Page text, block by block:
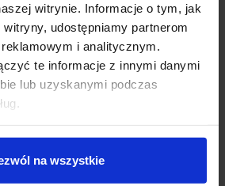
witrynie. Informacje o tym, jak
udostępniamy partnerom
i analitycznym.
te informacje z innymi danymi
lub uzyskanymi podczas
na wszystkie
ta lampa wisząca LED łączy
z funkcjonalnością, oferując
w złotych odcieniach. Lampa
z estetyką, oferując
oświetlenie w eleganckim,